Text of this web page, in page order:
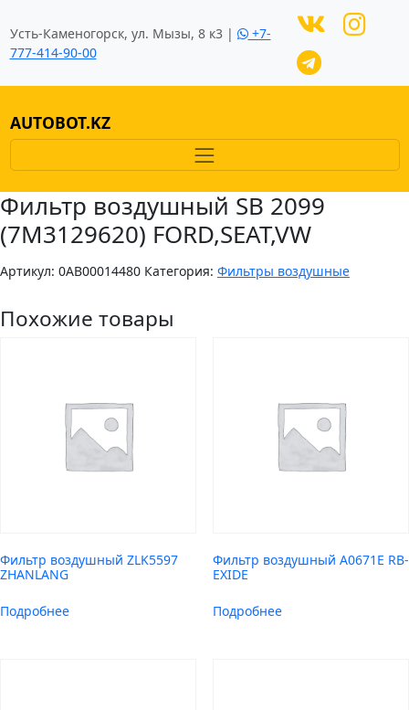
Усть-Каменогорск, ул. Мызы, 8 к3 |
+7-
777-414-90-00
AUTOBOT.KZ
Фильтр воздушный SB 2099
(7M3129620) FORD,SEAT,VW
Артикул: 0AB00014480 Категория: Фильтры воздушные
Похожие товары
Фильтр воздушный ZLK5597
ZHANLANG
Подробнее
Фильтр воздушный A0671E RB-
EXIDE
Подробнее